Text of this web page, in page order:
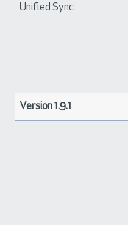
Unified Sync
Version 1.9.1